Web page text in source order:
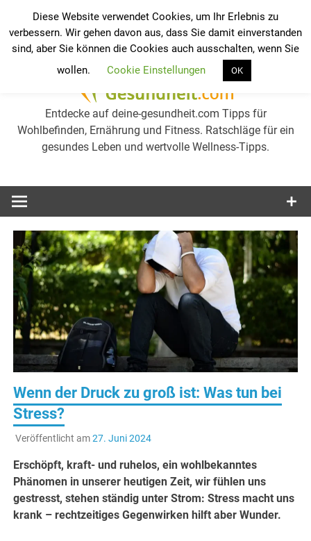
Werkzeugleiste öffnen
springen
Entdecke auf deine-gesundheit.com Tipps für
Wohlbefinden, Ernährung und Fitness. Ratschläge für ein
gesundes Leben und wertvolle Wellness-Tipps.
Wenn der Druck zu groß ist: Was tun bei
Stress?
Veröffentlicht am27. Juni 2024
Erschöpft, kraft- und ruhelos, ein wohlbekanntes
Phänomen in unserer heutigen Zeit, wir fühlen uns
gestresst, stehen ständig unter Strom: Stress macht uns
krank – rechtzeitiges Gegenwirken hilft aber Wunder.
Diese Website verwendet Cookies, um Ihr Erlebnis zu
verbessern. Wir gehen davon aus, dass Sie damit einverstanden
sind, aber Sie können die Cookies auch ausschalten, wenn Sie
wollen.
Cookie Einstellungen OK